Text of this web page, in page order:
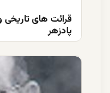
قرائت های تاریخی
پادزهر